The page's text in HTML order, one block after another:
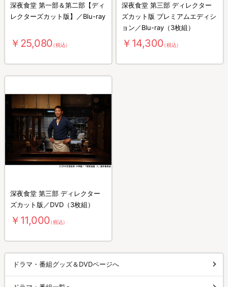
深夜食堂 第一部＆第二部【ディ
レクターズカット版】／Blu-ray
￥25,080（税込）
深夜食堂 第三部 ディレクター
ズカット版 プレミアムエディシ
ョン／Blu-ray（3枚組）
￥14,300（税込）
深夜食堂 第三部 ディレクター
ズカット版／DVD（3枚組）
￥11,000（税込）
ドラマ・番組グッズ＆DVDページへ